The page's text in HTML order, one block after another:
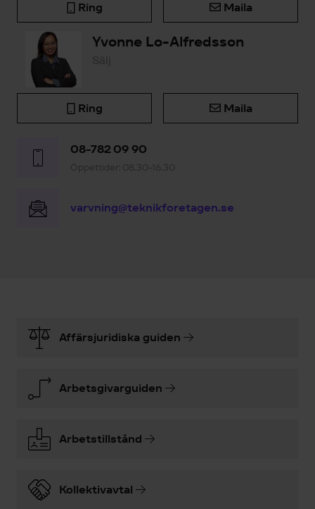
Ring Maila
Yvonne Lo-Alfredsson
Sälj
Ring Maila
08-782 09 90
Öppettider: 08.30-16.30
varvning@teknikforetagen.se
Affärsjuridiska guiden
Arbetsgivarguiden
Arbetstillstånd
Kollektivavtal